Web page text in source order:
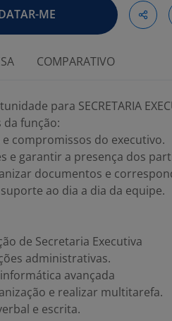
ME
COMPARATIVO
para SECRETARIA
da função:
compromissos do executivo.
e garantir a presença dos
documentos e
ao dia a dia da equipe.
de Secretaria Executiva
administrativas.
avançada
e realizar multitarefa.
e escrita.